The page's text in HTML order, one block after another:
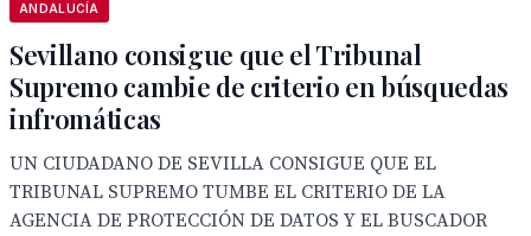
ANDALUCÍA
Sevillano consigue que el Tribunal
Supremo cambie de criterio en búsquedas
infromáticas
UN CIUDADANO DE SEVILLA CONSIGUE QUE EL
TRIBUNAL SUPREMO TUMBE EL CRITERIO DE LA
AGENCIA DE PROTECCIÓN DE DATOS Y EL BUSCADOR